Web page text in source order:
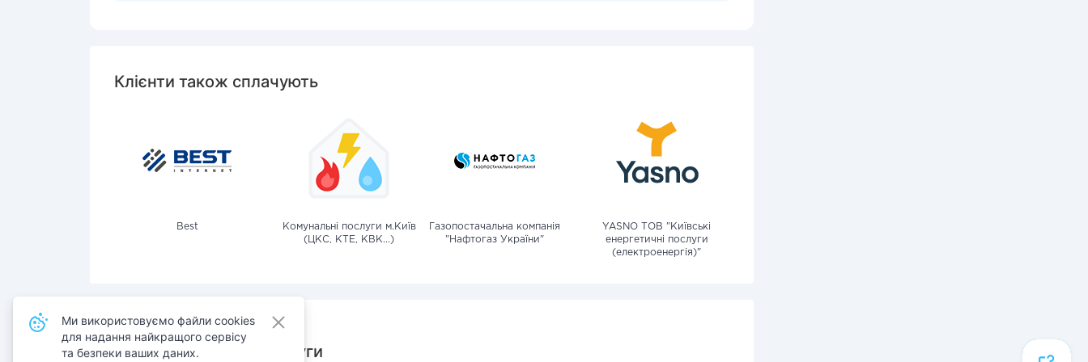
Клієнти також сплачують
Best
Комунальні послуги м.Київ
(ЦКС, КТЕ, КВК...)
Газопостачальна компанія
"Нафтогаз України"
YASNO ТОВ "Київські
енергетичні послуги
(електроенергія)"
Також сплачують послуги
Ми використовуємо файли cookies
для надання найкращого сервісу
та безпеки ваших даних.